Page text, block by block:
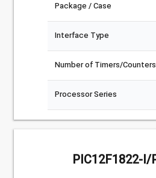
Package / Case
Interface Type
Number of Timers/Counters
Processor Series